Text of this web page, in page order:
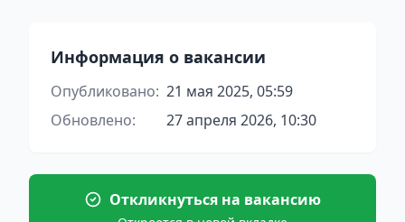
Информация о вакансии
Опубликовано: 21 мая 2025, 05:59
Обновлено:
27 апреля 2026, 10:30
Откликнуться на вакансию